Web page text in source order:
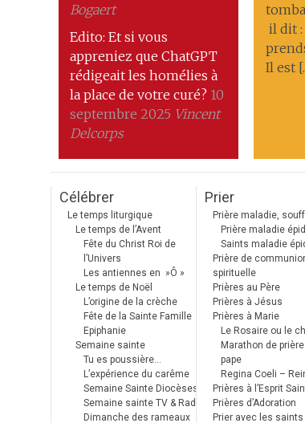
Bogaert
Edito: Et si vous
appreniez que ChatGPT
rédigeait les homélies à
la place de votre curé? 10
septembre 2025 Vincent
Delcorps
il dit :
Il est
Célébrer
Le temps liturgique
Le temps de l’Avent
Fête du Christ Roi de
l’Univers
Les antiennes en »Ô »
Le temps de Noël
L’origine de la crèche
Fête de la Sainte Famille
Epiphanie
Semaine sainte
Tu es poussière…
L’expérience du carême
Semaine Sainte Diocèses
Semaine sainte TV & Radio
Dimanche des rameaux
Prier
Prière maladie,
Prière maladie
Saints maladie
Prière de
spirituelle
Prières au Père
Prières à Jésus
Prières à Marie
Le Rosaire ou le
Marathon de
pape
Regina Coeli –
Prières à l’Esprit
Prières d’Adoration
Prier avec les saints